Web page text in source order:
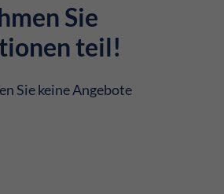
Sie
teil!
Sie keine Angebote